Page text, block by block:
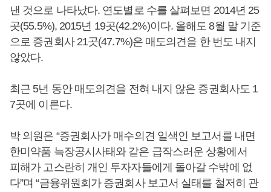
낸 것으로 나타났다. 연도별로 수를 살펴보면 2014년 25
곳(55.5%), 2015년 19곳(42.2%)이다. 올해도 8월 말 기준
으로 증권회사 21곳(47.7%)은 매도의견을 한 번도 내지
않았다.
최근 5년 동안 매도의견을 전혀 내지 않은 증권회사도 1
7곳에 이른다.
박 의원은 “증권회사가 매수의견 일색인 보고서를 내면
한미약품 늑장공시사태와 같은 급작스러운 상황에서
피해가 고스란히 개인 투자자들에게 돌아갈 수밖에 없
다”며 “금융위원회가 증권회사 보고서 실태를 철저히 관